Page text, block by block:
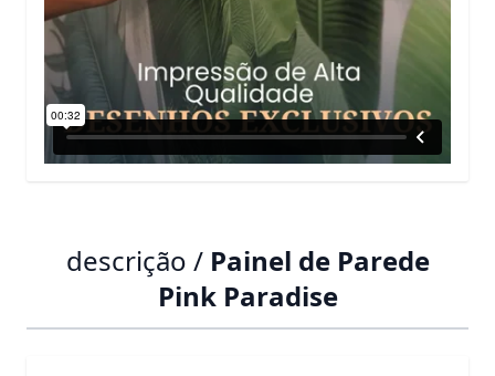
descrição / Painel de Parede
Pink Paradise